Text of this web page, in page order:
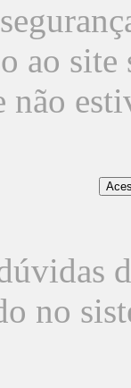
ao
não
no